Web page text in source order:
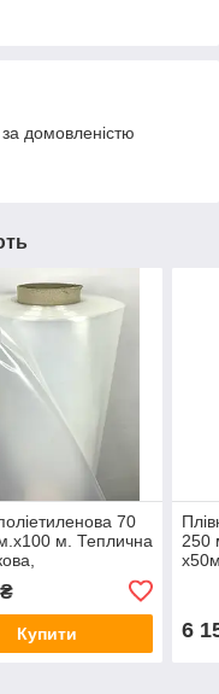
домовленістю
70
м. Теплична
Купити
250
6